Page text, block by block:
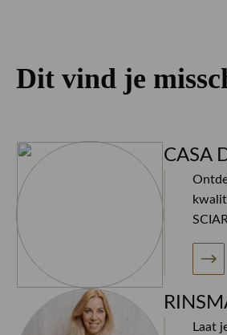
Dit vind je
CASA
Laat